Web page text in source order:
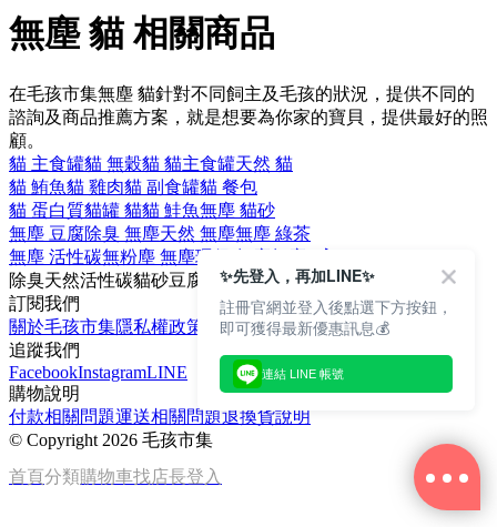
無塵 貓 相關商品
在毛孩市集無塵 貓針對不同飼主及毛孩的狀況，提供不同的
諮詢及商品推薦方案，就是想要為你家的寶貝，提供最好的照
顧。
貓 主食罐貓 無穀貓 貓主食罐天然 貓
貓 鮪魚貓 雞肉貓 副食罐貓 餐包
貓 蛋白質貓罐 貓貓 鮭魚無塵 貓砂
無塵 豆腐除臭 無塵天然 無塵無塵 綠茶
無塵 活性碳無粉塵 無塵環保 無塵
除臭天然活性碳貓砂豆腐
訂閱我們
關於毛孩市集隱私權政策
文章
追蹤我們
FacebookInstagramLINE
購物說明
付款相關問題運送相關問題退換貨說明
© Copyright 2026 毛孩市集
首頁分類購物車找店長登入
✨先登入，再加LINE✨
註冊官網並登入後點選下方按鈕，
即可獲得最新優惠訊息💰
連結 LINE 帳號